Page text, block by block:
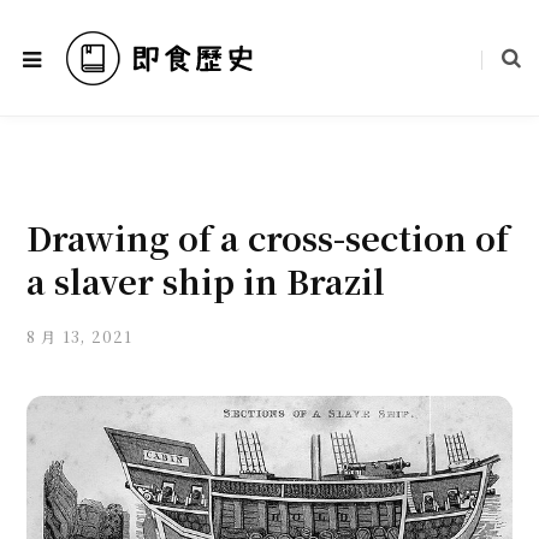
Drawing of a cross-section of
a slaver ship in Brazil
8 月 13, 2021